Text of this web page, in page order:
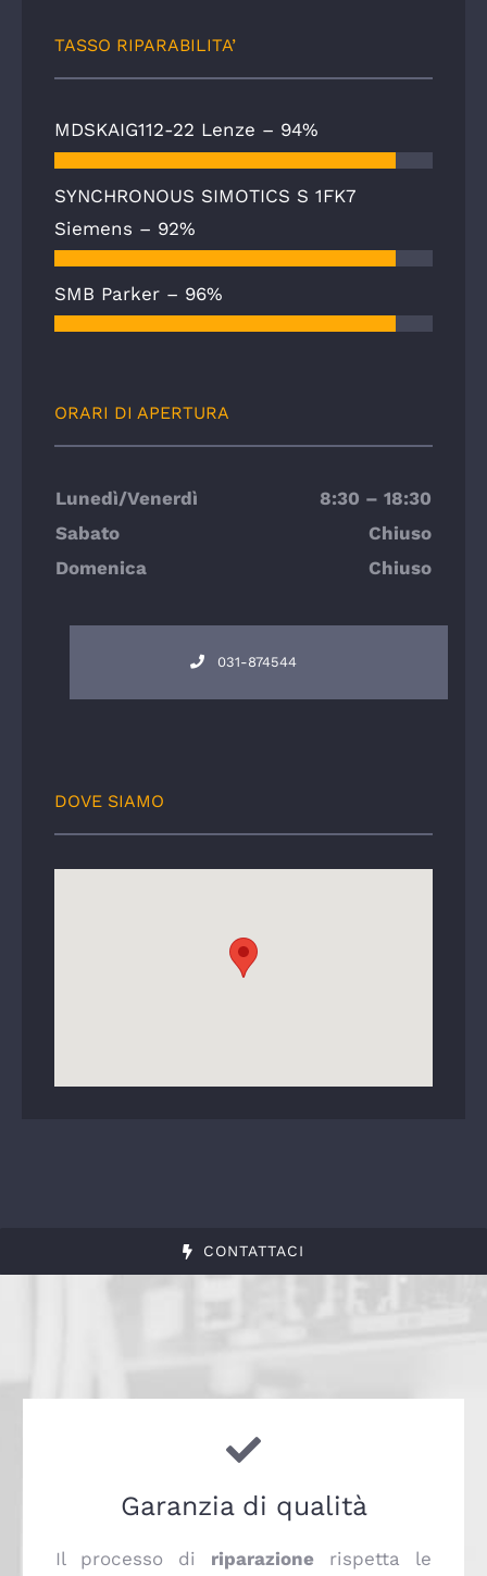
TASSO RIPARABILITA’
MDSKAIG112-22 Lenze – 94%
SYNCHRONOUS SIMOTICS S 1FK7
Siemens – 92%
SMB Parker – 96%
ORARI DI APERTURA
Lunedì/Venerdì
8:30 – 18:30
Sabato
Chiuso
Domenica
Chiuso
031-874544
DOVE SIAMO
CONTATTACI
Garanzia di qualità
Il processo di riparazione rispetta le